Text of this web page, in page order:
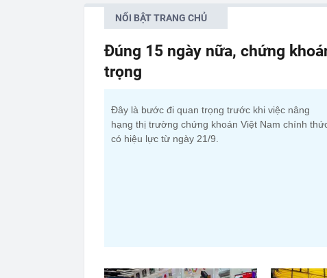
NỔI BẬT TRANG CHỦ
Đúng 15 ngày nữa, chứng
trọng
Đây là bước đi quan trọng trước khi việc nâng
hạng thị trường chứng khoán Việt Nam chính
có hiệu lực từ ngày 21/9.